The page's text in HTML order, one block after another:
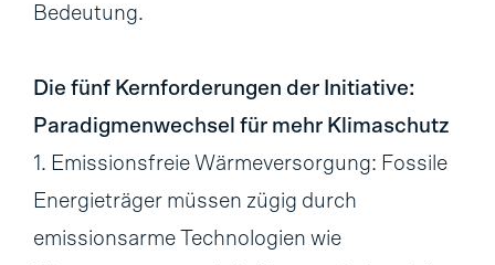
Bedeutung.
Die fünf Kernforderungen der Initiative:
Paradigmenwechsel für mehr Klimaschutz
1. Emissionsfreie Wärmeversorgung: Fossile
Energieträger müssen zügig durch
emissionsarme Technologien wie